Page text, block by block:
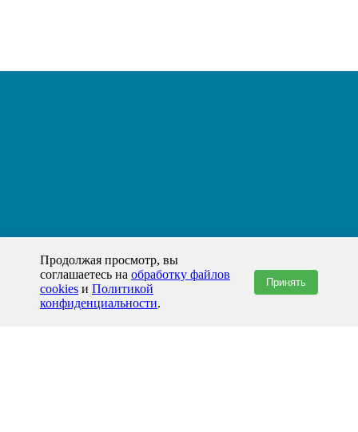
Продолжая просмотр, вы
соглашаетесь на обработку файлов
cookies и Политикой
конфиденциальности.
Принять